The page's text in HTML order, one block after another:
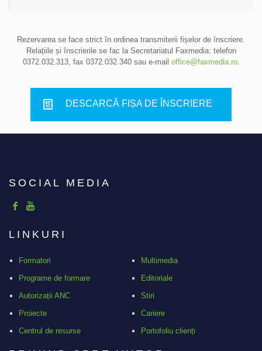
Rezervarea se face strict în ordinea transmiterii fișelor de înscriere.
Relațiile și înscrierile se fac la Secretariatul Faxmedia: telefon
0372.032.313, fax 0372.032.340 sau e-mail office@faxmedia.ro.
DESCARCĂ FIȘA DE ÎNSCRIERE
SOCIAL MEDIA
LINKURI
Formatori
Programe de formare
Autorizații ANC
Proiecte
Centrul de resurse
Multimedia
Editoriale
Stiri
Cariere
Portofoliu clienți